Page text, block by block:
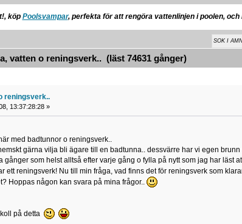
köp Poolsvampar, perfekta för att rengöra vattenlinjen i poolen, och
vatten o reningsverk.. (läst 74631 gånger)
reningsverk..
13:37:28:28 »
med badtunnor o reningsverk..
gärna vilja bli ägare till en badtunna.. dessvärre har vi egen
gånger som helst alltså efter varje gång o fylla på nytt som jag har läst
ett reningsverk! Nu till min fråga, vad finns det för reningsverk som
Hoppas någon kan svara på mina frågor..
på detta